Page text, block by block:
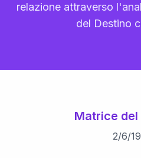
relazione attraverso
del Destino
Matrice del
2/6/